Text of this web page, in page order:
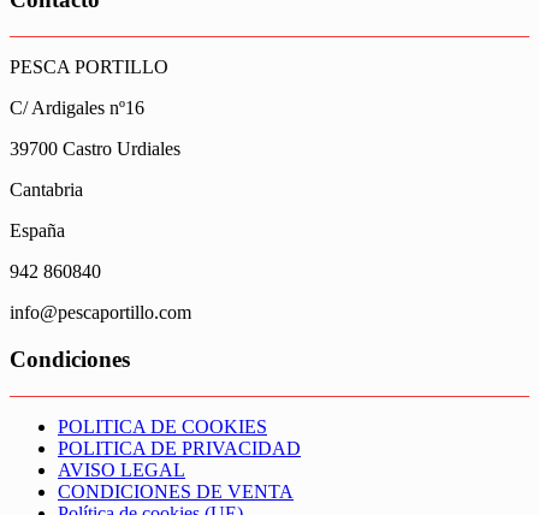
PESCA PORTILLO
C/ Ardigales nº16
39700 Castro Urdiales
Cantabria
España
942 860840
info@pescaportillo.com
Condiciones
POLITICA DE COOKIES
POLITICA DE PRIVACIDAD
AVISO LEGAL
CONDICIONES DE VENTA